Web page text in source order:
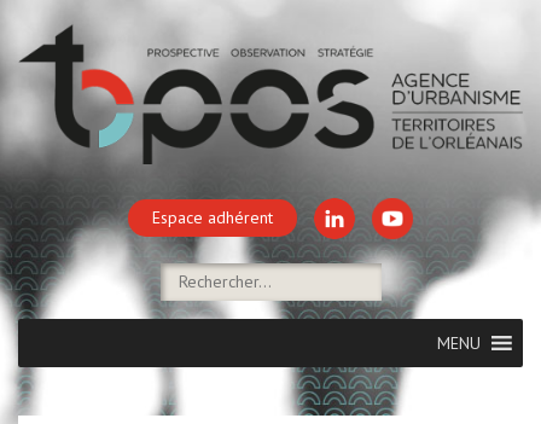
Espace adhérent
MENU